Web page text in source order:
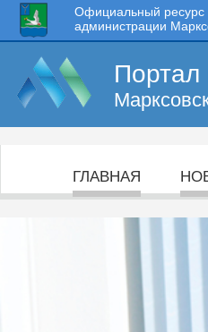
Официальный ресурс
администрации
Портал
ГЛАВНАЯ